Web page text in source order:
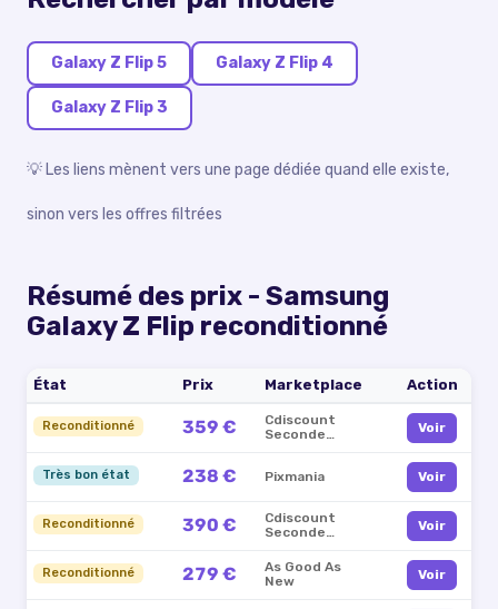
Galaxy Z Flip 5 Galaxy Z Flip 4
Galaxy Z Flip 3
💡 Les liens mènent vers une page dédiée quand elle existe,
sinon vers les offres filtrées
Résumé des prix - Samsung
Galaxy Z Flip reconditionné
État Prix Marketplace Action
Reconditionné 359 €
Cdiscount
Seconde
Voir
Très bon état 238 € Pixmania Voir
Reconditionné 390 €
Cdiscount
Seconde
Voir
Reconditionné 279 €
As Good As
New
Voir